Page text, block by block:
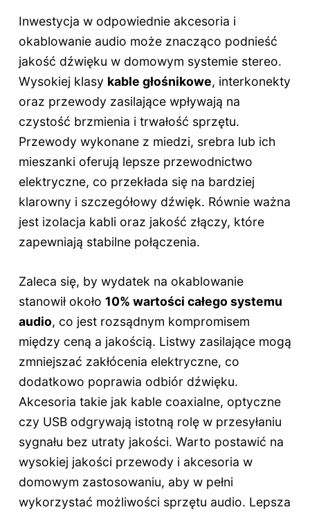
Inwestycja w odpowiednie akcesoria i
okablowanie audio może znacząco podnieść
jakość dźwięku w domowym systemie stereo.
Wysokiej klasy kable głośnikowe, interkonekty
oraz przewody zasilające wpływają na
czystość brzmienia i trwałość sprzętu.
Przewody wykonane z miedzi, srebra lub ich
mieszanki oferują lepsze przewodnictwo
elektryczne, co przekłada się na bardziej
klarowny i szczegółowy dźwięk. Równie ważna
jest izolacja kabli oraz jakość złączy, które
zapewniają stabilne połączenia.
Zaleca się, by wydatek na okablowanie
stanowił około 10% wartości całego systemu
audio, co jest rozsądnym kompromisem
między ceną a jakością. Listwy zasilające mogą
zmniejszać zakłócenia elektryczne, co
dodatkowo poprawia odbiór dźwięku.
Akcesoria takie jak kable coaxialne, optyczne
czy USB odgrywają istotną rolę w przesyłaniu
sygnału bez utraty jakości. Warto postawić na
wysokiej jakości przewody i akcesoria w
domowym zastosowaniu, aby w pełni
wykorzystać możliwości sprzętu audio. Lepsza